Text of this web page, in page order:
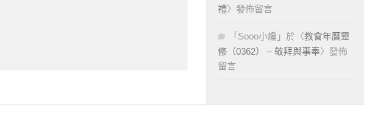
禮〉發佈留言
「 Sooo小編 」於〈教會年曆靈
修（0362） – 敬拜與事奉〉發佈
留言